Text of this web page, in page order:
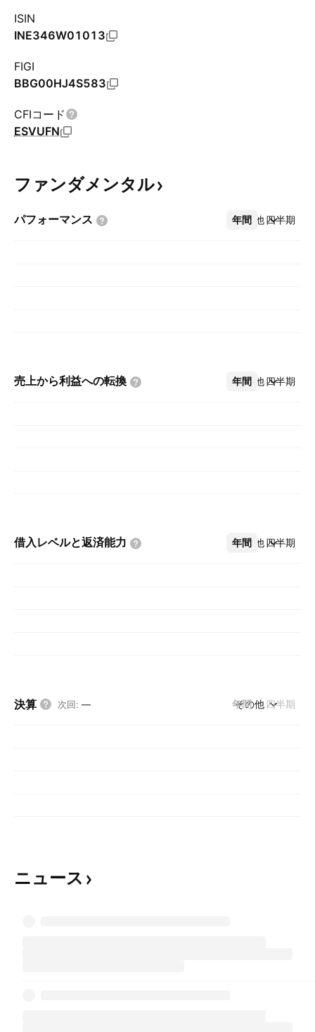
ISIN
INE346W01013
FIGI
BBG00HJ4S583
CFIコード
ESVUFN
ファンダメンタル
パフォーマンス 年間 四半期
その他
売上から利益への転換 年間 四半期
その他
借入レベルと返済能力 年間 四半期
その他
決算 次回: — 年間 四半期
その他
ニュース